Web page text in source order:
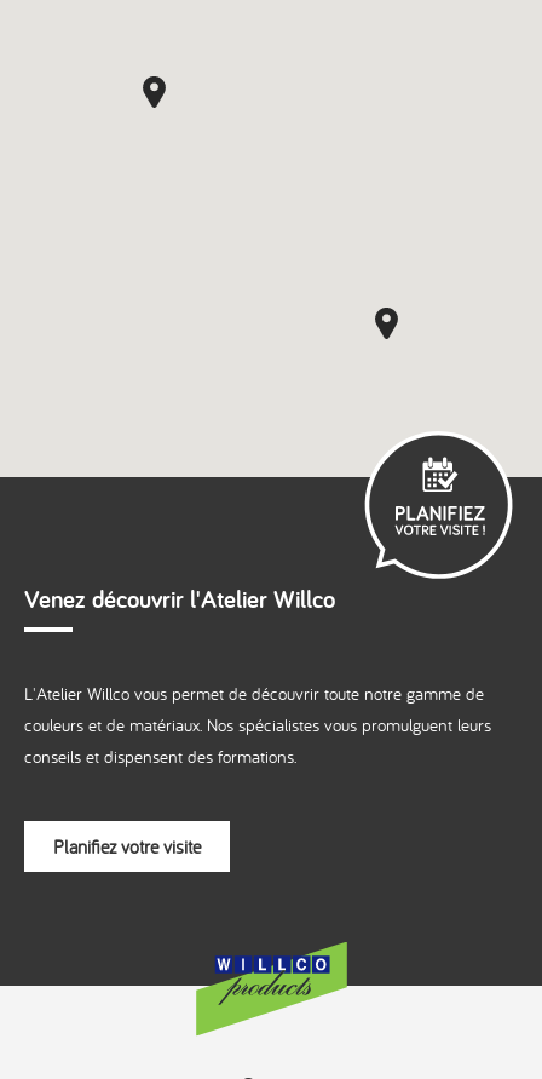
Venez découvrir l'Atelier Willco
L'Atelier Willco vous permet de découvrir toute notre gamme de
couleurs et de matériaux. Nos spécialistes vous promulguent leurs
conseils et dispensent des formations.
Planifiez votre visite